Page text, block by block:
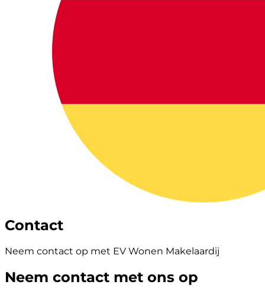
Contact
Neem contact op met EV Wonen Makelaardij
Neem contact met ons op